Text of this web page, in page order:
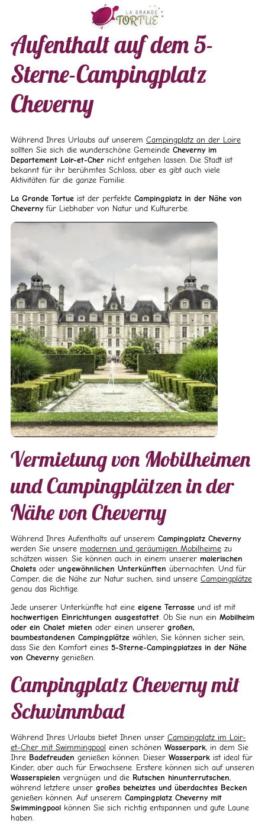
Aufenthalt auf dem 5-
Sterne-Campingplatz
Cheverny
Während Ihres Urlaubs auf unserem Campingplatz an der Loire
sollten Sie sich die wunderschöne Gemeinde Cheverny im
Departement Loir-et-Chernicht entgehen lassen. Die Stadt ist
bekannt für ihr berühmtes Schloss, aber es gibt auch viele
Aktivitäten für die ganze Familie.
La Grande Tortueist der perfekte Campingplatz in der Nähe von
Chevernyfür Liebhaber von Natur und Kulturerbe.
Vermietung von Mobilheimen
und Campingplätzen in der
Nähe von Cheverny
Während Ihres Aufenthalts auf unserem Campingplatz Cheverny
werden Sie unsere modernen und geräumigen Mobilheimezu
schätzen wissen. Sie können auch in einem unserer malerischen
Chaletsoder ungewöhnlichen Unterkünften übernachten. Und für
Camper, die die Nähe zur Natur suchen, sind unsere Campingplätze
genau das Richtige.
Jede unserer Unterkünfte hat eine eigene Terrasseund ist mit
hochwertigen Einrichtungen ausgestattet. Ob Sie nun ein Mobilheim
oder ein Chalet mieten oder einen unserer großen,
baumbestandenen Campingplätzewählen, Sie können sicher sein,
dass Sie den Komfort eines 5-Sterne-Campingplatzes in der Nähe
von Chevernygenießen.
Campingplatz Cheverny mit
Schwimmbad
Während Ihres Urlaubs bietet Ihnen unser Campingplatz im Loir-
et-Cher mit Swimmingpool einen schönen Wasserpark, in dem Sie
Ihre Badefreuden genießen können. Dieser Wasserparkist ideal für
Kinder, aber auch für Erwachsene. Erstere können sich auf unseren
Wasserspielen vergnügen und die Rutschen hinunterrutschen,
während letztere unser großes beheiztes und überdachtes Becken
genießen können. Auf unserem Campingplatz Cheverny mit
Swimmingpoolkönnen Sie sich richtig entspannen und gute Laune
haben.